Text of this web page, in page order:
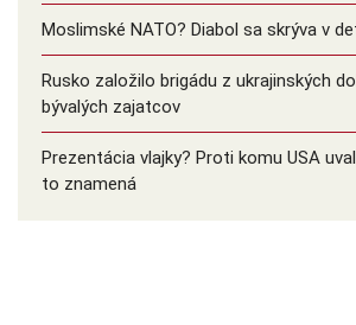
Moslimské NATO? Diabol sa skrýva v
Rusko založilo brigádu z ukrajinských
bývalých zajatcov
Prezentácia vlajky? Proti komu USA
to znamená